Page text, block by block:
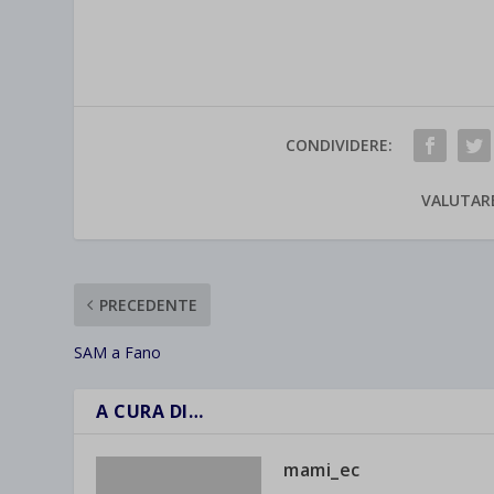
CONDIVIDERE:
PRECEDENTE
SAM a Fano
A CURA DI…
mami_ec